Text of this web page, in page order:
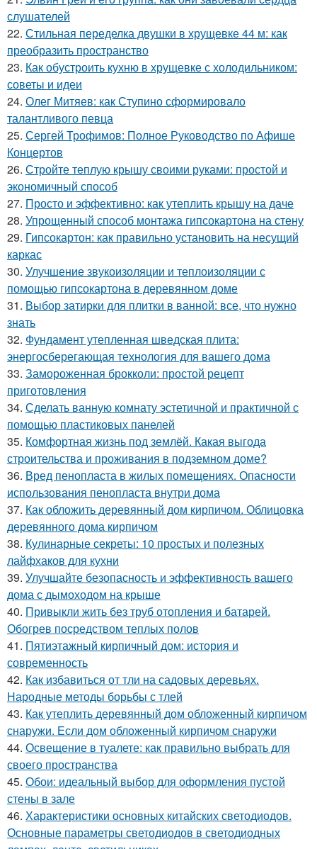
слушателей
22. Стильная переделка двушки в хрущевке 44 м: как
преобразить пространство
23. Как обустроить кухню в хрущевке с холодильником:
советы и идеи
24. Олег Митяев: как Ступино сформировало
талантливого певца
25. Сергей Трофимов: Полное Руководство по Афише
Концертов
26. Стройте теплую крышу своими руками: простой и
экономичный способ
27. Просто и эффективно: как утеплить крышу на даче
28. Упрощенный способ монтажа гипсокартона на стену
29. Гипсокартон: как правильно установить на несущий
каркас
30. Улучшение звукоизоляции и теплоизоляции с
помощью гипсокартона в деревянном доме
31. Выбор затирки для плитки в ванной: все, что нужно
знать
32. Фундамент утепленная шведская плита:
энергосберегающая технология для вашего дома
33. Замороженная брокколи: простой рецепт
приготовления
34. Сделать ванную комнату эстетичной и практичной с
помощью пластиковых панелей
35. Комфортная жизнь под землёй. Какая выгода
строительства и проживания в подземном доме?
36. Вред пенопласта в жилых помещениях. Опасности
использования пенопласта внутри дома
37. Как обложить деревянный дом кирпичом. Облицовка
деревянного дома кирпичом
38. Кулинарные секреты: 10 простых и полезных
лайфхаков для кухни
39. Улучшайте безопасность и эффективность вашего
дома с дымоходом на крыше
40. Привыкли жить без труб отопления и батарей.
Обогрев посредством теплых полов
41. Пятиэтажный кирпичный дом: история и
современность
42. Как избавиться от тли на садовых деревьях.
Народные методы борьбы с тлей
43. Как утеплить деревянный дом обложенный кирпичом
снаружи. Если дом обложенный кирпичом снаружи
44. Освещение в туалете: как правильно выбрать для
своего пространства
45. Обои: идеальный выбор для оформления пустой
стены в зале
46. Характеристики основных китайских светодиодов.
Основные параметры светодиодов в светодиодных